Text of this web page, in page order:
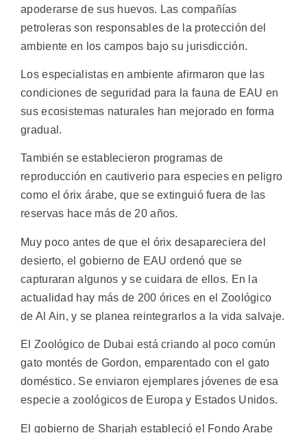
apoderarse de sus huevos. Las compañías
petroleras son responsables de la protección del
ambiente en los campos bajo su jurisdicción.
Los especialistas en ambiente afirmaron que las
condiciones de seguridad para la fauna de EAU en
sus ecosistemas naturales han mejorado en forma
gradual.
También se establecieron programas de
reproducción en cautiverio para especies en peligro
como el órix árabe, que se extinguió fuera de las
reservas hace más de 20 años.
Muy poco antes de que el órix desapareciera del
desierto, el gobierno de EAU ordenó que se
capturaran algunos y se cuidara de ellos. En la
actualidad hay más de 200 órices en el Zoológico
de Al Ain, y se planea reintegrarlos a la vida salvaje.
El Zoológico de Dubai está criando al poco común
gato montés de Gordon, emparentado con el gato
doméstico. Se enviaron ejemplares jóvenes de esa
especie a zoológicos de Europa y Estados Unidos.
El gobierno de Sharjah estableció el Fondo Arabe